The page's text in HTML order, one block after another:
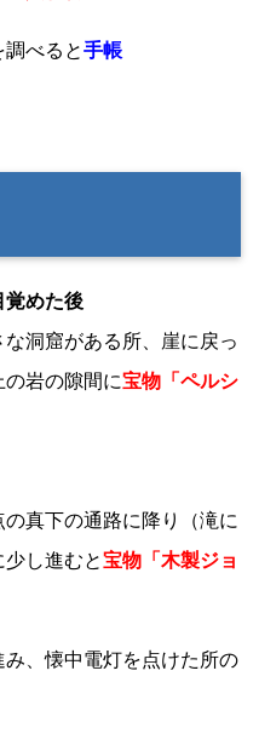
べると手帳
覚めた後
洞窟がある所、崖に戻っ
岩の隙間に宝物「ペルシ
真下の通路に降り（滝に
し進むと宝物「木製ジョ
み、懐中電灯を点けた所の